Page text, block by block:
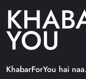
YOU
KhabarForYou hai